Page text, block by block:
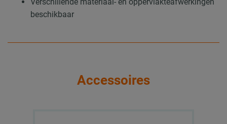
Verschillende materiaal- en oppervlakteafwerkingen
beschikbaar
Accessoires